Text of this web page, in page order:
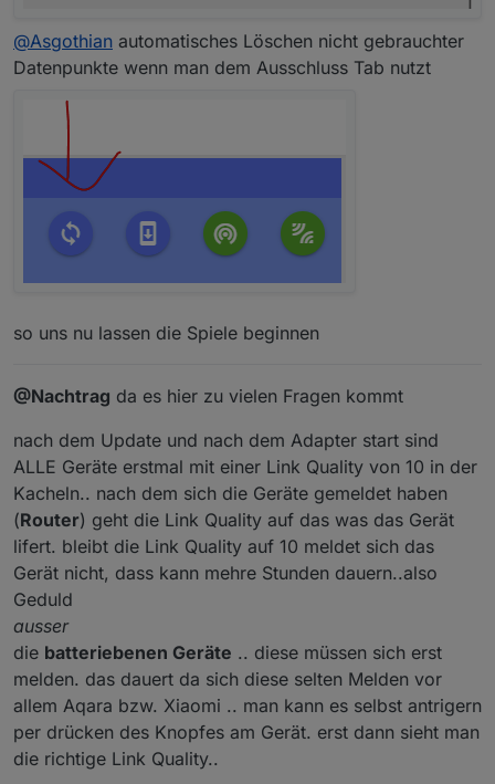
@Asgothian automatisches Löschen nicht gebrauchter
Datenpunkte wenn man dem Ausschluss Tab nutzt
so uns nu lassen die Spiele beginnen
@Nachtrag da es hier zu vielen Fragen kommt
nach dem Update und nach dem Adapter start sind
ALLE Geräte erstmal mit einer Link Quality von 10 in der
Kacheln.. nach dem sich die Geräte gemeldet haben
(Router) geht die Link Quality auf das was das Gerät
lifert. bleibt die Link Quality auf 10 meldet sich das
Gerät nicht, dass kann mehre Stunden dauern..also
Geduld
ausser
die batteriebenen Geräte .. diese müssen sich erst
melden. das dauert da sich diese selten Melden vor
allem Aqara bzw. Xiaomi .. man kann es selbst antrigern
per drücken des Knopfes am Gerät. erst dann sieht man
die richtige Link Quality..